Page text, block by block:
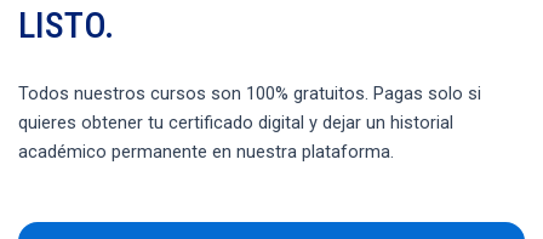
LISTO.
Todos nuestros cursos son 100% gratuitos. Pagas solo si
quieres obtener tu certificado digital y dejar un historial
académico permanente en nuestra plataforma.